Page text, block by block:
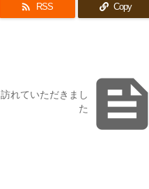
 RSS Copy

れていただきまし
た